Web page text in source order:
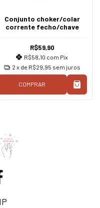
Conjunto choker/colar
corrente fecho/chave
R$59,90
R$58,10 com Pix
2 x de R$29,95 sem juros
COMPRAR